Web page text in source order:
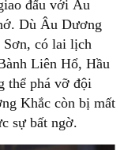
đấu với Âu
Dù Âu Dương
Sơn, có lai lịch
Liên Hổ, Hầu
thể phá vỡ đội
Khắc còn bị mất
sự bất ngờ.